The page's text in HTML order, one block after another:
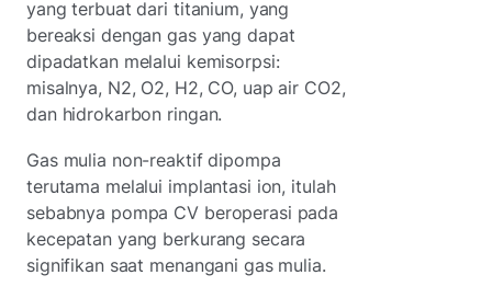
yang terbuat dari titanium, yang
bereaksi dengan gas yang dapat
dipadatkan melalui kemisorpsi:
misalnya, N2, O2, H2, CO, uap air CO2,
dan hidrokarbon ringan.
Gas mulia non-reaktif dipompa
terutama melalui implantasi ion, itulah
sebabnya pompa CV beroperasi pada
kecepatan yang berkurang secara
signifikan saat menangani gas mulia.